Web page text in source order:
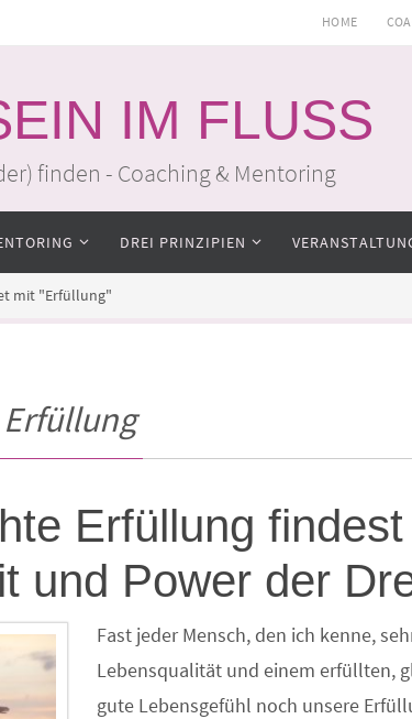
HOME
IM FLUSS
finden - Coaching & Mentoring
DREI PRINZIPIEN
mit "Erfüllung"
Erfüllung
Erfüllung
und Power der
Fast jeder Mensch, den ich kenne,
Lebensqualität und einem erfüllten,
gute Lebensgefühl noch unsere